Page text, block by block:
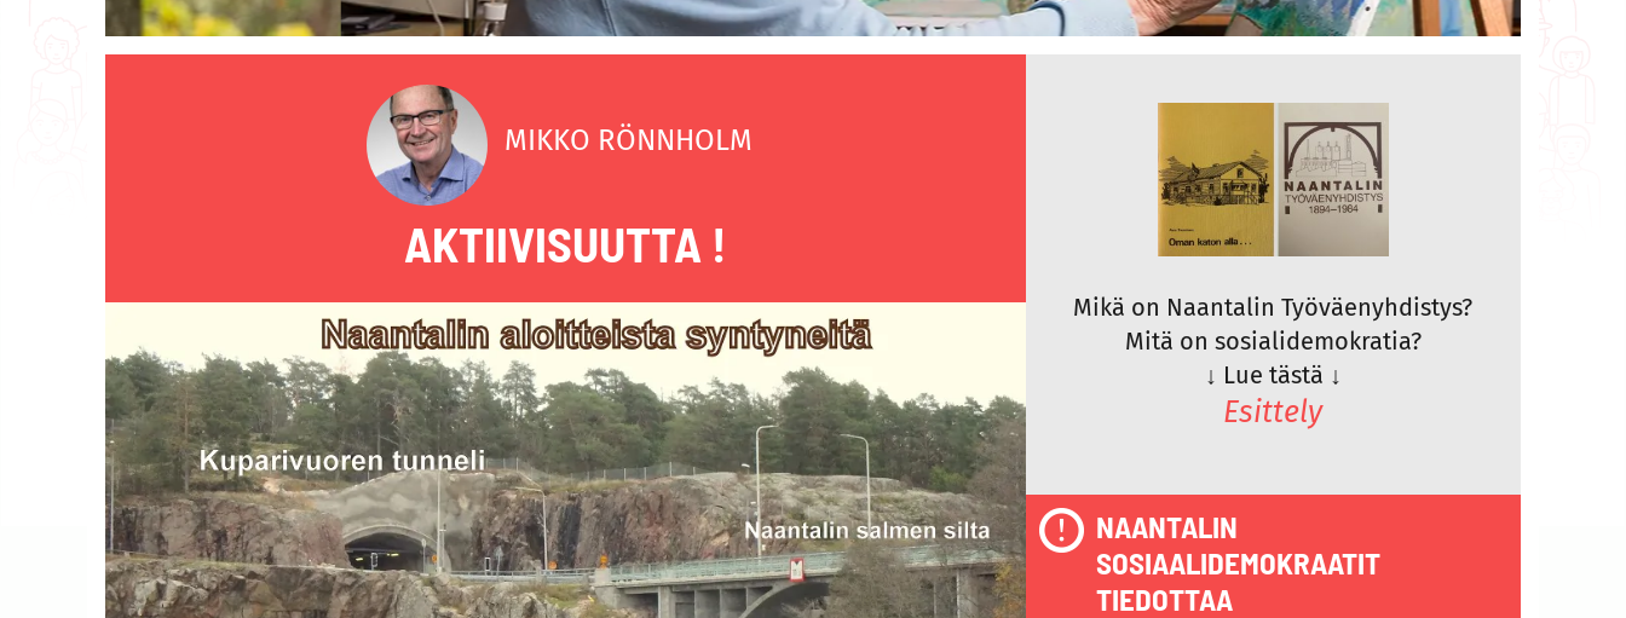
MIKKO RÖNNHOLM
AKTIIVISUUTTA !
Mikä on Naantalin Työväenyhdistys?
Mitä on sosialidemokratia?
↓ Lue tästä ↓
Esittely
NAANTALIN
SOSIAALIDEMOKRAATIT
TIEDOTTAA